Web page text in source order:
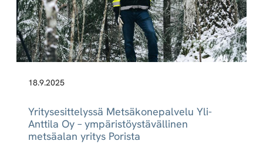
18.9.2025
Yritysesittelyssä Metsäkonepalvelu Yli-
Anttila Oy – ympäristöystävällinen
metsäalan yritys Porista